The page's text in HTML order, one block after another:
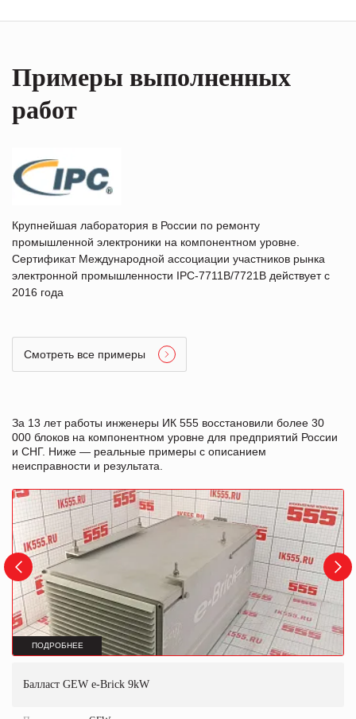
Примеры выполненных
работ
Крупнейшая лаборатория в России по ремонту
промышленной электроники на компонентном уровне.
Сертификат Международной ассоциации участников рынка
электронной промышленности IPC-7711B/7721B действует с
2016 года
Смотреть все примеры
За 13 лет работы инженеры ИК 555 восстановили более 30
000 блоков на компонентном уровне для предприятий России
и СНГ. Ниже — реальные примеры с описанием
неисправности и результата.
ПОДРОБНЕЕ
Балласт GEW e-Brick 9kW